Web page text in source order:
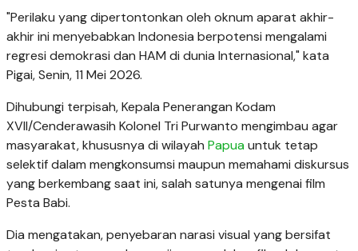
"Perilaku yang dipertontonkan oleh oknum aparat akhir-
akhir ini menyebabkan Indonesia berpotensi mengalami
regresi demokrasi dan HAM di dunia Internasional," kata
Pigai, Senin, 11 Mei 2026.
Dihubungi terpisah, Kepala Penerangan Kodam
XVII/Cenderawasih Kolonel Tri Purwanto mengimbau agar
masyarakat, khususnya di wilayah Papua untuk tetap
selektif dalam mengkonsumsi maupun memahami diskursus
yang berkembang saat ini, salah satunya mengenai film
Pesta Babi.
Dia mengatakan, penyebaran narasi visual yang bersifat